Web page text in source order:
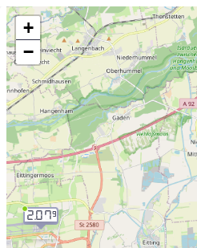
2.079
+
−